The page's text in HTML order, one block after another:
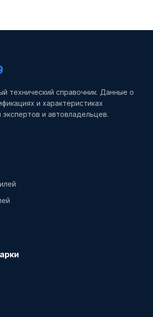
технический справочник. Данные о
и характеристиках
и автовладельцев.